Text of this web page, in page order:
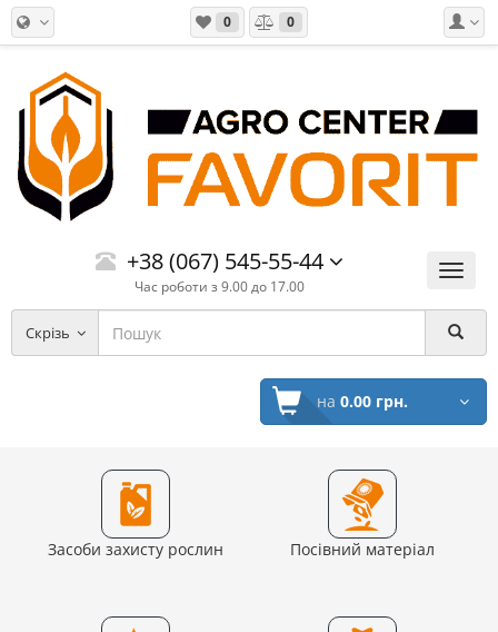
0 0
Меню
+38 (067) 545-55-44
Час роботи з 9.00 до 17.00
Скрізь
на 0.00 грн.
Засоби захисту рослин Посівний матеріал